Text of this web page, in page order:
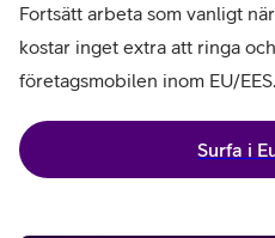
Fortsätt arbeta som vanligt
kostar inget extra att ringa
företagsmobilen inom EU/EES.
Surfa i